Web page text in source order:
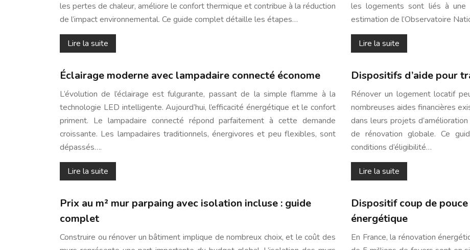
les pertes de chaleur, améliore le confort thermique et contribue à la réduction
de l’impact environnemental. Ce guide complet détaille les étapes…
Lire la suite
les logements sont liés à une
estimation de l’Observatoire
Lire la suite
Éclairage moderne avec lampadaire connecté économe
L’évolution de l’éclairage est fulgurante, passant de la simple flamme à la
technologie LED intelligente. Aujourd’hui, l’efficacité énergétique et le confort
priment. Le lampadaire connecté répond parfaitement à cette demande
croissante. Les lampadaires traditionnels, énergivores et peu flexibles, sont
dépassés….
Lire la suite
Dispositifs d’aide pour
Rénover un logement locatif
nombreuses aides financières
dans leurs projets
de rénovation globale. Ce
conditions d’éligibilité…
Lire la suite
Prix au m² mur parpaing avec isolation incluse : guide
complet
Construire ou rénover un bâtiment implique de nombreux choix, et le coût des
Dispositif coup de
énergétique
En France, la rénovation